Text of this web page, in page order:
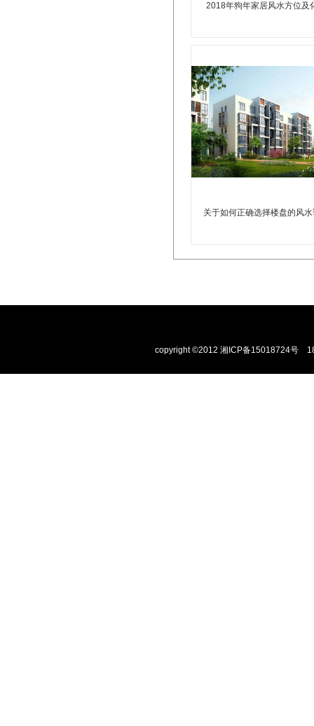
2018年狗年家居风水方位及
关于如何正确选择楼盘的风
copyright ©2012 湘ICP备15018724号